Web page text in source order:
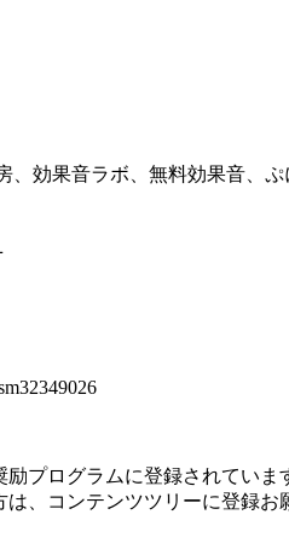
、効果音ラボ、無料効果音、ぷ
プログラムに登録されていま
、コンテンツツリーに登録お